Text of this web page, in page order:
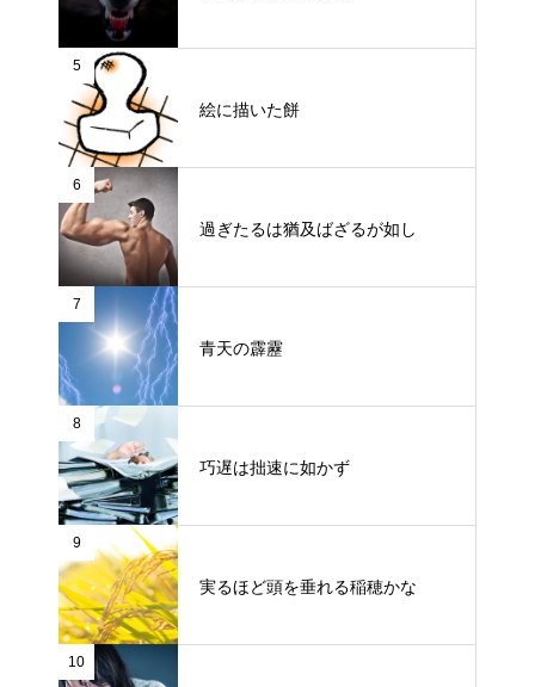
5
絵に描いた餅
6
過ぎたるは猶及ばざるが如し
7
青天の霹靂
8
巧遅は拙速に如かず
9
実るほど頭を垂れる稲穂かな
10